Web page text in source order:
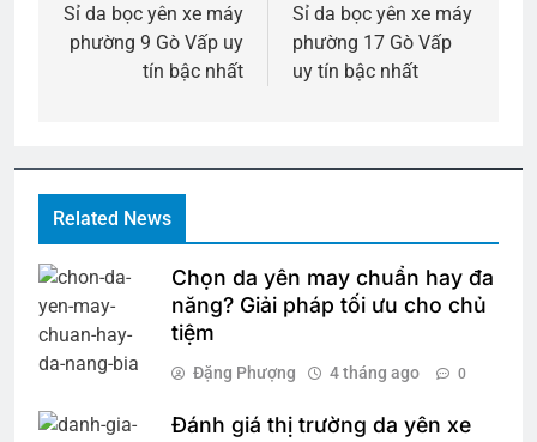
hướng
bài
Sỉ da bọc yên xe máy
phường 9 Gò Vấp uy
tín bậc nhất
Sỉ da bọc yên xe máy
phường 17 Gò Vấp
uy tín bậc nhất
Related News
Chọn da yên may chuẩn hay đa
năng? Giải pháp tối ưu cho chủ
tiệm
Đặng Phượng 4 tháng ago 0
Đánh giá thị trường da yên xe